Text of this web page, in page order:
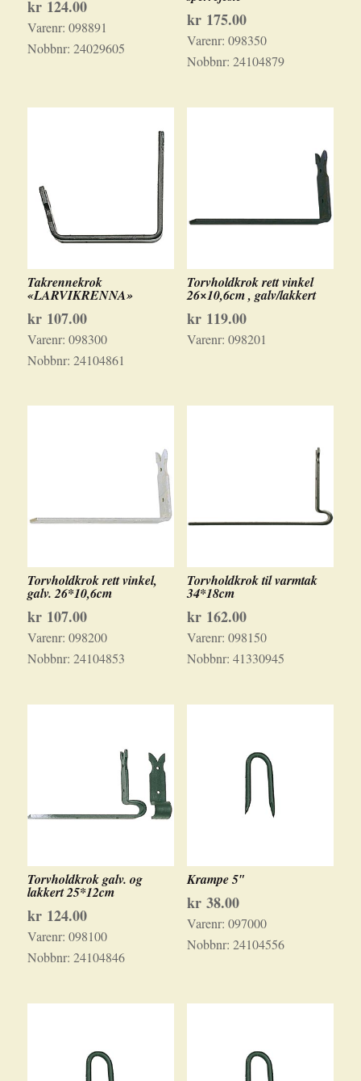
kr124.00
Varenr: 098891
Nobbnr: 24029605
kr175.00
Varenr: 098350
Nobbnr: 24104879
Takrennekrok
«LARVIKRENNA»
kr107.00
Varenr: 098300
Nobbnr: 24104861
Torvholdkrok rett vinkel
26×10,6cm , galv/lakkert
kr119.00
Varenr: 098201
Torvholdkrok rett vinkel,
galv. 26*10,6cm
kr107.00
Varenr: 098200
Nobbnr: 24104853
Torvholdkrok til varmtak
34*18cm
kr162.00
Varenr: 098150
Nobbnr: 41330945
Torvholdkrok galv. og
lakkert 25*12cm
kr124.00
Varenr: 098100
Nobbnr: 24104846
Krampe 5″
kr38.00
Varenr: 097000
Nobbnr: 24104556